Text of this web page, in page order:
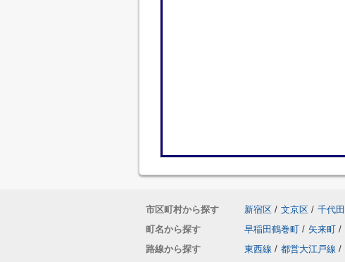
市区町村から探す 新宿区 / 文京区 / 千代
町名から探す
早稲田鶴巻町 / 矢来町 /
路線から探す
東西線 / 都営大江戸線 /